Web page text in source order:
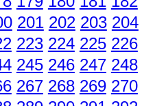
201 202 203 204
223 224 225 226
245 246 247 248
267 268 269 270